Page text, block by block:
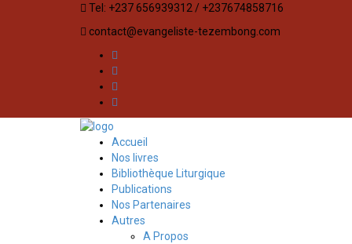
Tel: +237 656939312 / +237674858716
contact@evangeliste-tezembong.com
Accueil
Nos livres
Bibliothèque Liturgique
Publications
Nos Partenaires
Autres
A Propos